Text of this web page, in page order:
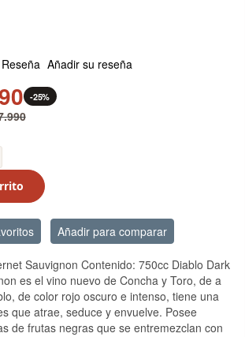
Reseña Añadir su reseña
-25%
Añadir para comparar
Sauvignon Contenido: 750cc Diablo Dark
es el vino nuevo de Concha y Toro, de a
de color rojo oscuro e intenso, tiene una
que atrae, seduce y envuelve. Posee
de frutas negras que se entremezclan con